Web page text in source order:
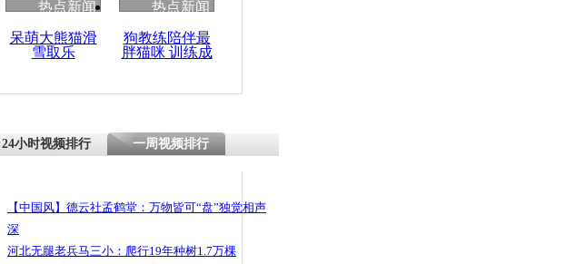
热点新闻
呆萌大熊猫滑
雪取乐
热点新闻
狗教练陪伴最
胖猫咪 训练成
24小时视频排行 一周视频排行
【中国风】德云社孟鹤堂：万物皆可“盘”独觉相声
深
河北无腿老兵马三小：爬行19年种树1.7万棵